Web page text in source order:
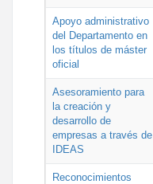
Apoyo administrativo
del Departamento en
los títulos de máster
oficial
Asesoramiento para
la creación y
desarrollo de
empresas a través de
IDEAS
Reconocimientos